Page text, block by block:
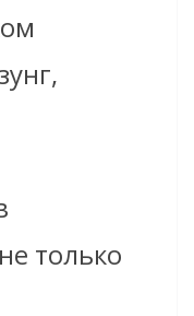
только